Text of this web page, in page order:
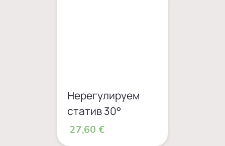
Нерегулируем
статив 30°
27,60 €